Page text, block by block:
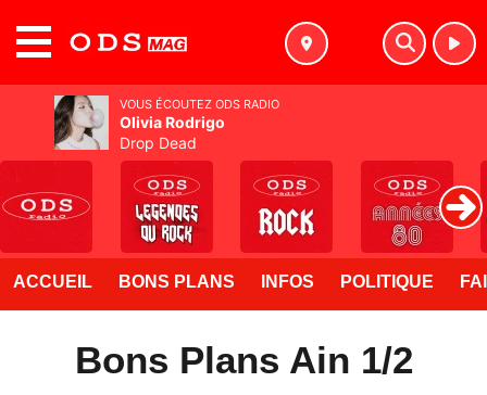
ACCUEIL BONS PLANS INFOS POLITIQUE
Bons Plans Ain 1/2
VOUS ÉCOUTEZ ODS RADIO
Olivia Rodrigo
Drop Dead